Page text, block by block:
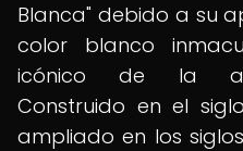
Blanca" debido a su
color blanco
icónico de la
Construido en el
ampliado en los